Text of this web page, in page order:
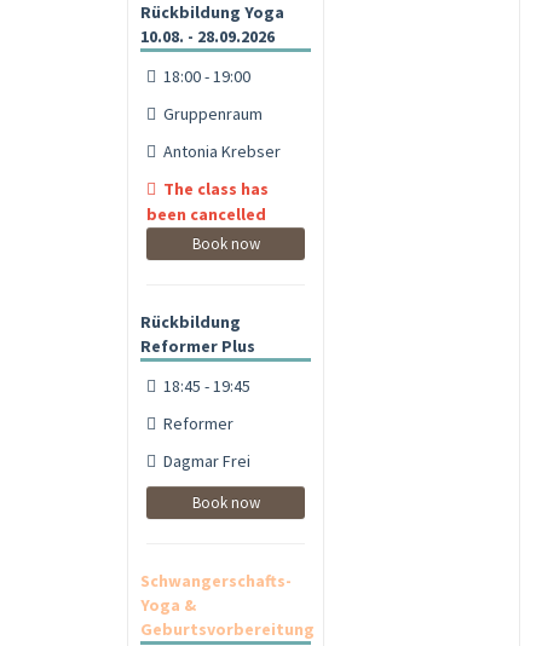
Rückbildung Yoga
10.08. - 28.09.2026
18:00 - 19:00
Gruppenraum
Antonia Krebser
The class has
been cancelled
Book now
Rückbildung
Reformer Plus
18:45 - 19:45
Reformer
Dagmar Frei
Book now
Schwangerschafts-
Yoga &
Geburtsvorbereitung